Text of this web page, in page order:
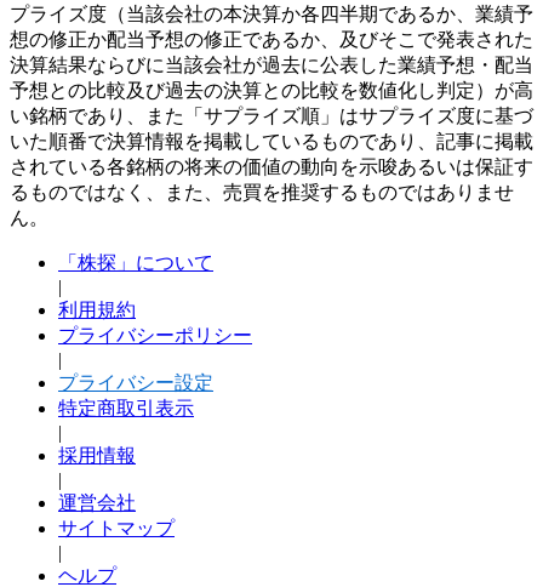
プライズ度（当該会社の本決算か各四半期であるか、業績予
想の修正か配当予想の修正であるか、及びそこで発表された
決算結果ならびに当該会社が過去に公表した業績予想・配当
予想との比較及び過去の決算との比較を数値化し判定）が高
い銘柄であり、また「サプライズ順」はサプライズ度に基づ
いた順番で決算情報を掲載しているものであり、記事に掲載
されている各銘柄の将来の価値の動向を示唆あるいは保証す
るものではなく、また、売買を推奨するものではありませ
ん。
「株探」について
|
利用規約
プライバシーポリシー
|
プライバシー設定
特定商取引表示
|
採用情報
|
運営会社
サイトマップ
|
ヘルプ